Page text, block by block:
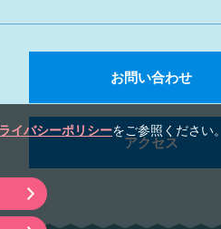
イバシーポリシーをご参照ください。
お問い合わせ
アクセス